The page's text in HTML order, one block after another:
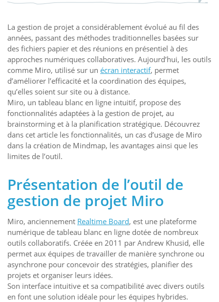
La gestion de projet a considérablement évolué au fil des
années, passant des méthodes traditionnelles basées sur
des fichiers papier et des réunions en présentiel à des
approches numériques collaboratives. Aujourd’hui, les outils
comme Miro, utilisé sur un écran interactif, permet
d’améliorer l’efficacité et la coordination des équipes,
qu’elles soient sur site ou à distance.
Miro, un tableau blanc en ligne intuitif, propose des
fonctionnalités adaptées à la gestion de projet, au
brainstorming et à la planification stratégique. Découvrez
dans cet article les fonctionnalités, un cas d’usage de Miro
dans la création de Mindmap, les avantages ainsi que les
limites de l’outil.
Présentation de l’outil de
gestion de projet Miro
Miro, anciennement Realtime Board, est une plateforme
numérique de tableau blanc en ligne dotée de nombreux
outils collaboratifs. Créée en 2011 par Andrew Khusid, elle
permet aux équipes de travailler de manière synchrone ou
asynchrone pour concevoir des stratégies, planifier des
projets et organiser leurs idées.
Son interface intuitive et sa compatibilité avec divers outils
en font une solution idéale pour les équipes hybrides.